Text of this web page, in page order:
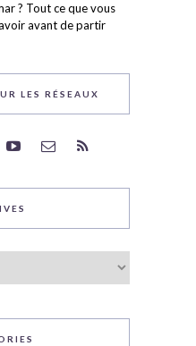
? Tout ce que vous
avant de partir
LES RÉSEAUX